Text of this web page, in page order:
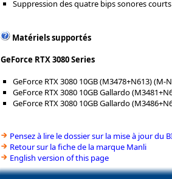
Suppression des quatre bips sonores
Matériels supportés
GeForce RTX 3080 Series
GeForce RTX 3080 10GB (M3478+N613) (M-
GeForce RTX 3080 10GB Gallardo
GeForce RTX 3080 10GB Gallardo
Pensez à lire le dossier sur la mise à jour du
Retour sur la fiche de la marque Manli
English version of this page